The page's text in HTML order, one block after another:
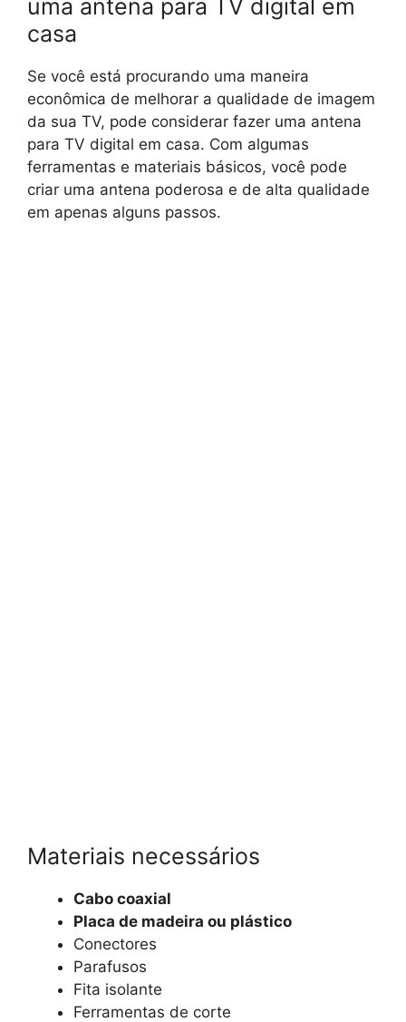
uma antena para TV digital em
casa
Se você está procurando uma maneira
econômica de melhorar a qualidade de imagem
da sua TV, pode considerar fazer uma antena
para TV digital em casa. Com algumas
ferramentas e materiais básicos, você pode
criar uma antena poderosa e de alta qualidade
em apenas alguns passos.
Materiais necessários
Cabo coaxial
Placa de madeira ou plástico
Conectores
Parafusos
Fita isolante
Ferramentas de corte